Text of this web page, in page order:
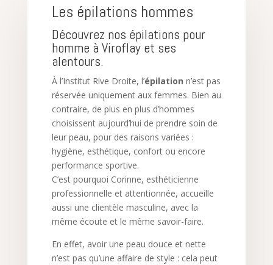
Les épilations hommes
Découvrez nos épilations pour
homme à Viroflay et ses
alentours.
À l’Institut Rive Droite, l’épilation n’est pas
réservée uniquement aux femmes. Bien au
contraire, de plus en plus d’hommes
choisissent aujourd’hui de prendre soin de
leur peau, pour des raisons variées :
hygiène, esthétique, confort ou encore
performance sportive.
C’est pourquoi Corinne, esthéticienne
professionnelle et attentionnée, accueille
aussi une clientèle masculine, avec la
même écoute et le même savoir-faire.
En effet, avoir une peau douce et nette
n’est pas qu’une affaire de style : cela peut